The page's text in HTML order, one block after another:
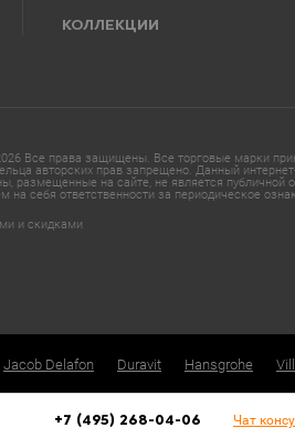
КОЛЛЕКЦИИ
Все права защищены. Все торговые марки
авторских прав запрещено. Данный
размещенные на сайте, не является
на себя ответственности за периодическое
и скидками
Jacob Delafon Duravit Hansgrohe
+7 (495) 268-04-06 Чат